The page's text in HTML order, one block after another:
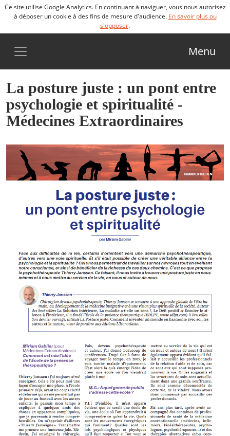
Ce site utilise Google Analytics. En continuant à naviguer, vous nous autorisez
à déposer un cookie à des fins de mesure d'audience. En savoir plus ou
s'opposer.
Menu
La posture juste : un pont entre
psychologie et spiritualité -
Médecines Extraordinaires